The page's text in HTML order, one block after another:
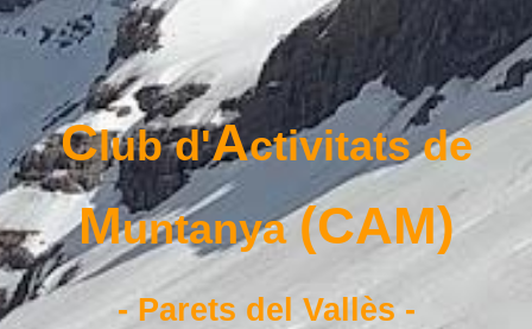
Club d'Activitats de
Muntanya (CAM)
- Parets del Vallès -